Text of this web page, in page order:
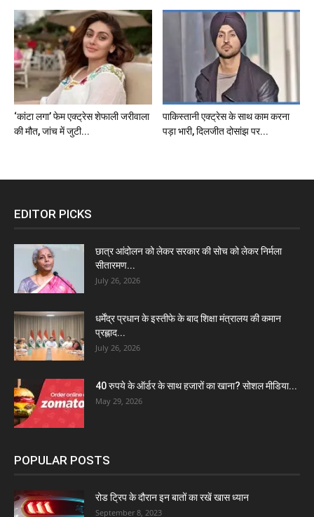
‘कांटा लगा’ फेम एक्ट्रेस शेफाली जरीवाला
की मौत, जांच में जुटी...
पाकिस्तानी एक्ट्रेस के साथ काम करना
पड़ा भारी, दिलजीत दोसांझ पर...
EDITOR PICKS
छात्र आंदोलन को लेकर सरकार की सोच को लेकर निर्मला
सीतारमण...
July 26, 2026
धर्मेंद्र प्रधान के इस्तीफे के बाद शिक्षा मंत्रालय की कमान
प्रह्लाद...
July 26, 2026
40 रुपये के ऑर्डर के साथ हजारों का खाना? सोशल मीडिया...
May 29, 2026
POPULAR POSTS
रोड ट्रिप के दौरान इन बातों का रखें खास ध्यान
September 8, 2023